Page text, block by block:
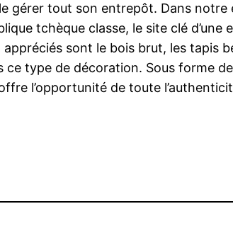
gérer tout son entrepôt. Dans
tchèque classe, le site clé
sont le bois brut, les tapis
type de décoration. Sous forme
l’opportunité de toute